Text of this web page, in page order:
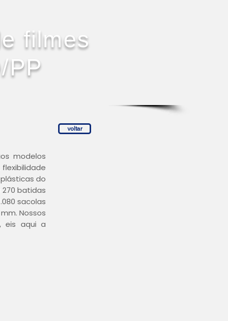
filmes
PP
voltar
modelos
do
batidas
sacolas
Nossos
eis aqui a